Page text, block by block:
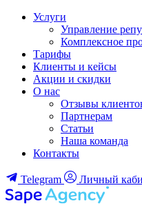
Услуги
Управление
Комплексное
Тарифы
Клиенты и кейсы
Акции и скидки
О нас
Отзывы
Партнерам
Статьи
Наша команда
Контакты
Telegram Личный